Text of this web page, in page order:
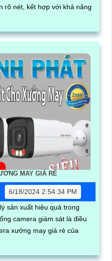
rõ nét, kết hợp với khả năng
MAY GIÁ RẺ
6/18/2024 2:54:34 PM
sản xuất hiệu quả trong
camera giám sát là điều